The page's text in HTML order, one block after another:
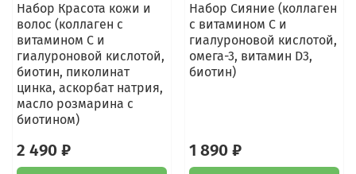
Набор Красота кожи и
волос (коллаген с
витамином С и
гиалуроновой кислотой,
биотин, пиколинат
цинка, аскорбат натрия,
масло розмарина с
биотином)
2 490 ₽
Набор Сияние (коллаген
с витамином С и
гиалуроновой кислотой,
омега-3, витамин D3,
биотин)
1 890 ₽